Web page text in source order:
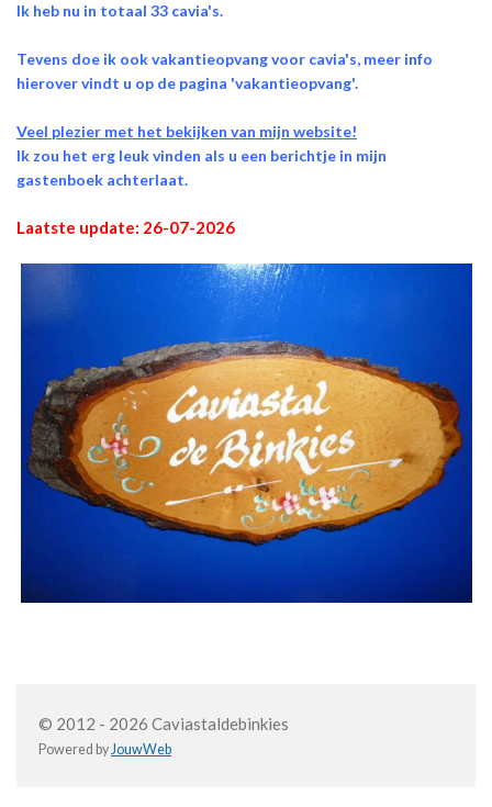
Ik heb nu in totaal 33 cavia's.
Tevens doe ik ook vakantieopvang voor cavia's, meer info
hierover vindt u op de pagina 'vakantieopvang'.
Veel plezier met het bekijken van mijn website!
Ik zou het erg leuk vinden als u een berichtje in mijn
gastenboek achterlaat.
Laatste update: 26-07-2026
© 2012 - 2026 Caviastaldebinkies
Powered by JouwWeb